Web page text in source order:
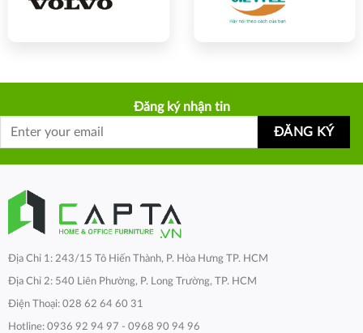
Đăng ký nhận tin
Địa Chỉ 1: 243/15 Tô Hiến Thành, P. Hòa Hưng TP. HCM
Địa Chỉ 2: 540 Liên Phường, P. Long Trường, TP. HCM
Điện Thoại: 028 62 64 60 31
Hotline: 0936 92 94 97 - 0968 90 94 96